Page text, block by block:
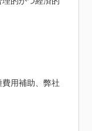
用補助、弊社